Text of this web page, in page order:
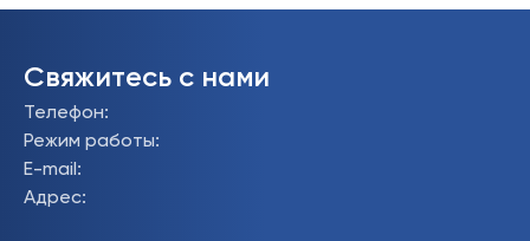
Свяжитесь с нами
Телефон:
Режим работы:
E-mail :
Адрес: